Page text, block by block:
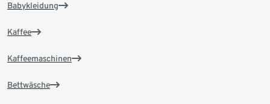
Babykleidung
Kaffee
Kaffeemaschinen
Bettwäsche